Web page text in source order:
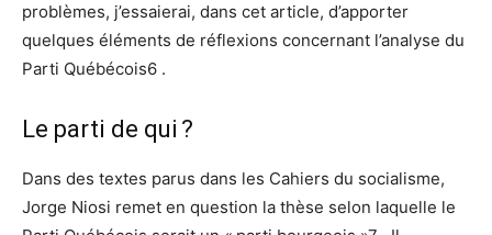
problèmes, j’essaierai, dans cet article, d’apporter
quelques éléments de réflexions concernant l’analyse du
Parti Québécois6 .
Le parti de qui ?
Dans des textes parus dans les Cahiers du socialisme,
Jorge Niosi remet en question la thèse selon laquelle le